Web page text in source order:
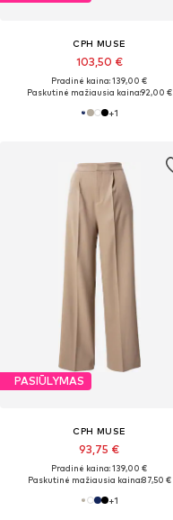
CPH MUSE
103,50 €
Pradinė kaina: 139,00 €
Paskutinė mažiausia kaina:92,00 €
+1
PASIŪLYMAS
CPH MUSE
93,75 €
Pradinė kaina: 139,00 €
Paskutinė mažiausia kaina:87,50 €
+1